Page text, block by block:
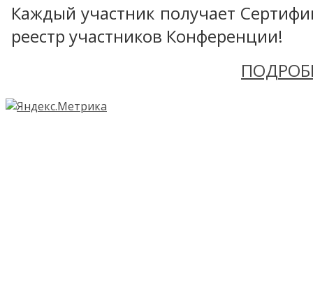
Каждый участник получает
реестр участников Конференции!